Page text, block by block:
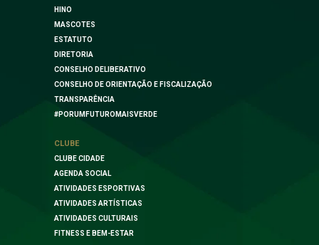
HINO
MASCOTES
ESTATUTO
DIRETORIA
CONSELHO DELIBERATIVO
CONSELHO DE ORIENTAÇÃO E FISCALIZAÇÃO
TRANSPARÊNCIA
#PORUMFUTUROMAISVERDE
CLUBE
CLUBE CIDADE
AGENDA SOCIAL
ATIVIDADES ESPORTIVAS
ATIVIDADES ARTÍSTICAS
ATIVIDADES CULTURAIS
FITNESS E BEM-ESTAR